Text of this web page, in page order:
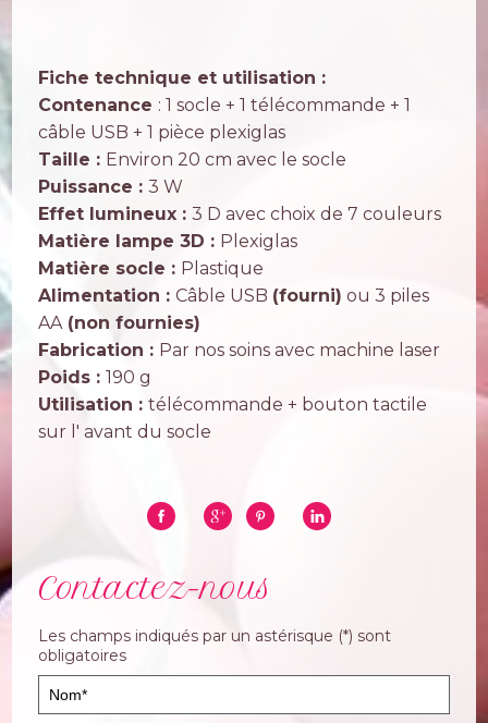
Fiche technique et utilisation :
Contenance : 1 socle + 1 télécommande + 1
câble USB + 1 pièce plexiglas
Taille : Environ 20 cm avec le socle
Puissance :3 W
Effet lumineux :3 D avec choix de 7 couleurs
Matière lampe 3D : Plexiglas
Matière socle : Plastique
Alimentation :Câble USB (fourni) ou 3 piles
AA(non fournies)
Fabrication : Par nos soins avec machine laser
Poids :190 g
Utilisation :télécommande + bouton tactile
sur l' avant du socle
Contactez-nous
Les champs indiqués par un astérisque (*) sont
obligatoires